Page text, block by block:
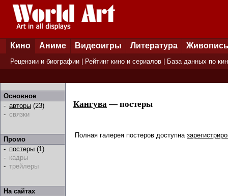
Кино Аниме Видеоигры Литература Живопись
Рецензии и биографии Рейтинг кино и сериалов База данных по
Основное
- авторы (23)
- связки
Промо
- постеры (1)
- кадры
- трейлеры
На сайтах
Кангува— постеры
Полная галерея постеров доступна